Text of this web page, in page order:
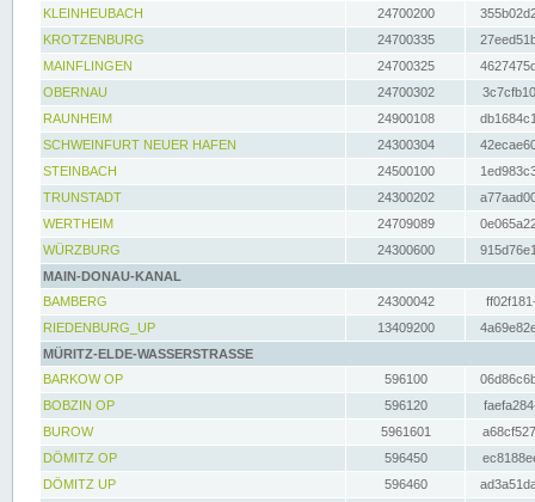
KLEINHEUBACH 24700200
KROTZENBURG
24700335
MAINFLINGEN
24700325
OBERNAU
24700302
RAUNHEIM
24900108
SCHWEINFURT NEUER HAFEN
24300304
STEINBACH
24500100
TRUNSTADT
24300202
WERTHEIM
24709089
WÜRZBURG
24300600
MAIN-DONAU-KANAL
BAMBERG
24300042
RIEDENBURG_UP
13409200
MÜRITZ-ELDE-WASSERSTRASSE
BARKOW OP
596100
BOBZIN OP
596120
BUROW
5961601
DÖMITZ OP
596450
DÖMITZ UP
596460